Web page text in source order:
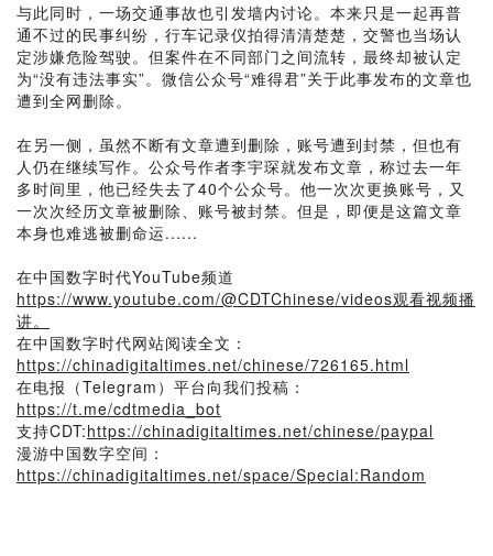
与此同时，一场交通事故也引发墙内讨论。本来只是一起再普
通不过的民事纠纷，行车记录仪拍得清清楚楚，交警也当场认
定涉嫌危险驾驶。但案件在不同部门之间流转，最终却被认定
为“没有违法事实”。微信公众号“难得君”关于此事发布的文章也
遭到全网删除。
在另一侧，虽然不断有文章遭到删除，账号遭到封禁，但也有
人仍在继续写作。公众号作者李宇琛就发布文章，称过去一年
多时间里，他已经失去了40个公众号。他一次次更换账号，又
一次次经历文章被删除、账号被封禁。但是，即便是这篇文章
本身也难逃被删命运......
在中国数字时代YouTube频道
https://www.youtube.com/@CDTChinese/videos观看视频播
讲。
在中国数字时代网站阅读全文：
https://chinadigitaltimes.net/chinese/726165.html
在电报（Telegram）平台向我们投稿：
https://t.me/cdtmedia_bot
支持CDT:https://chinadigitaltimes.net/chinese/paypal
漫游中国数字空间：
https://chinadigitaltimes.net/space/Special:Random